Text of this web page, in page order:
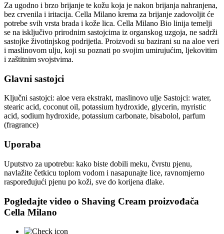
Za ugodno i brzo brijanje te kožu koja je nakon brijanja nahranjena,
bez crvenila i iritacija. Cella Milano krema za brijanje zadovoljit će
potrebe svih vrsta brada i kože lica. Cella Milano Bio linija temelji
se na isključivo prirodnim sastojcima iz organskog uzgoja, ne sadrži
sastojke životinjskog podrijetla. Proizvodi su bazirani su na aloe veri
i maslinovom ulju, koji su poznati po svojim umirujućim, ljekovitim
i zaštitnim svojstvima.
Glavni sastojci
Ključni sastojci: aloe vera ekstrakt, maslinovo ulje Sastojci: water,
stearic acid, coconut oil, potassium hydroxide, glycerin, myristic
acid, sodium hydroxide, potassium carbonate, bisabolol, parfum
(fragrance)
Uporaba
Uputstvo za upotrebu: kako biste dobili meku, čvrstu pjenu,
navlažite četkicu toplom vodom i nasapunajte lice, ravnomjerno
raspoređujući pjenu po koži, sve do korijena dlake.
Pogledajte video o Shaving Cream proizvođača
Cella Milano